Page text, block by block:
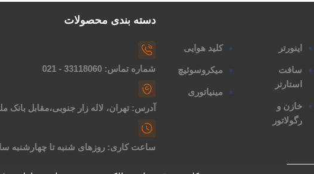
اینورتر
سافت
استارتر
خازن و
رگولاتور
کلید هوایی
میکروسوئیچ
مینیاتوری
دسته بندی محصولات
شماره تماس: 33118060 - 021
آدرس: تهران، لاله زار جنوبی،مقابل بانک ملی
ساعت کاری: روزهای شنبه تا چهارشنبه ساعت